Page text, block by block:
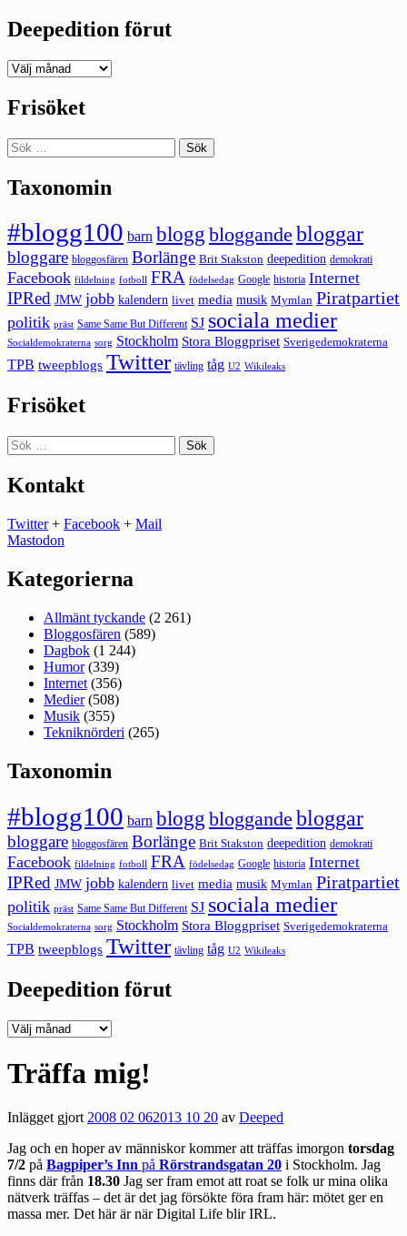
Deepedition förut
Deepedition
Frisöket
Sök
efter:
Taxonomin
#blogg100 barn blogg bloggande bloggar
bloggare bloggosfären Borlänge Brit Stakston deepedition demokrati
Facebook fildelning fotboll FRA födelsedag Google historia Internet
IPRed JMW jobb kalendern livet media musik Mymlan Piratpartiet
politik präst Same Same But Different SJ sociala medier
Socialdemokraterna sorg Stockholm Stora Bloggpriset Sverigedemokraterna
TPB tweepblogs Twitter tävling tåg U2 Wikileaks
Frisöket
Sök
efter:
Kontakt
Twitter+ Facebook + Mail
Mastodon
Kategorierna
Allmänt tyckande (2 261)
Bloggosfären (589)
Dagbok (1 244)
Humor(339)
Internet (356)
Medier(508)
Musik (355)
Tekniknörderi (265)
Taxonomin
#blogg100 barn blogg bloggande bloggar
bloggare bloggosfären Borlänge Brit Stakston deepedition demokrati
Facebook fildelning fotboll FRA födelsedag Google historia Internet
IPRed JMW jobb kalendern livet media musik Mymlan Piratpartiet
politik präst Same Same But Different SJ sociala medier
Socialdemokraterna sorg Stockholm Stora Bloggpriset Sverigedemokraterna
TPB tweepblogs Twitter tävling tåg U2 Wikileaks
Deepedition förut
Deepedition
Träffa mig!
Inlägget gjort2008 02 062013 10 20 av Deeped
Jag och en hoper av människor kommer att träffas imorgon torsdag
7/2 på Bagpiper’s Inn på Rörstrandsgatan 20 i Stockholm. Jag
finns där från 18.30 Jag ser fram emot att roat se folk ur mina olika
nätverk träffas – det är det jag försökte föra fram här: mötet ger en
massa mer. Det här är när Digital Life blir IRL.